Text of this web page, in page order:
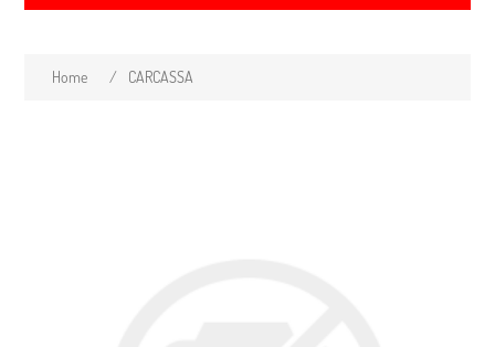
Home / CARCASSA